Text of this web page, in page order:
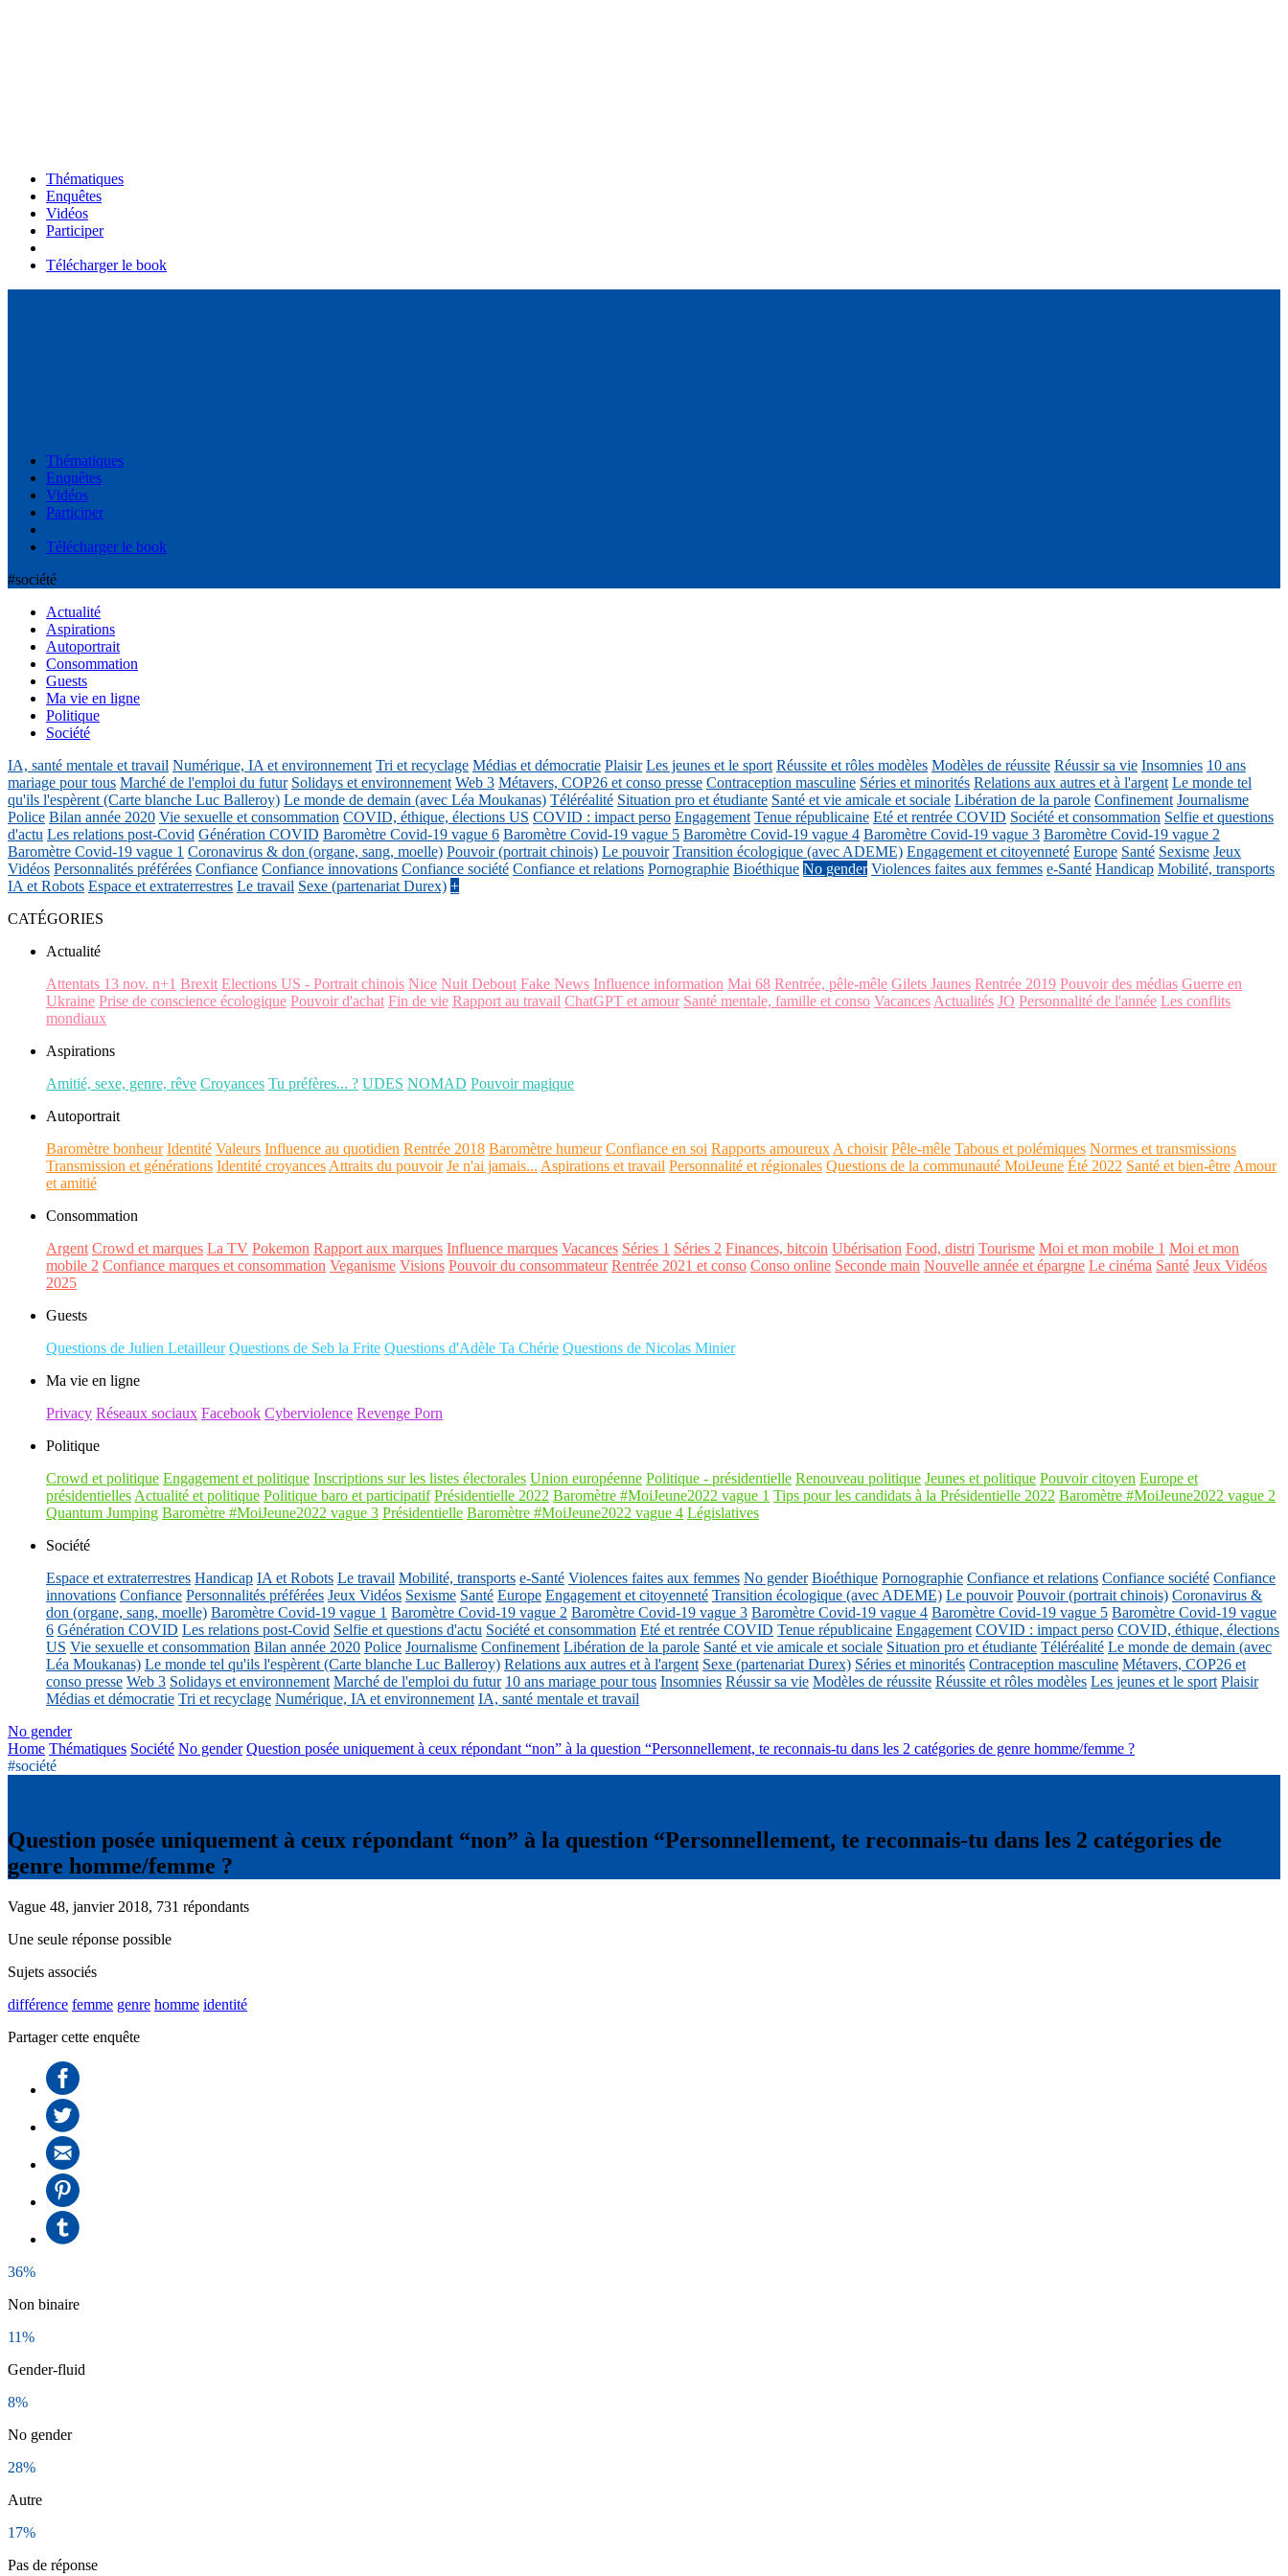
Thématiques
Enquêtes
Vidéos
Participer
Télécharger le book
Thématiques
Enquêtes
Vidéos
Participer
Télécharger le book
#société
Actualité
Aspirations
Autoportrait
Consommation
Guests
Ma vie en ligne
Politique
Société
IA, santé mentale et travail Numérique, IA et environnement Tri et recyclage Médias et démocratie Plaisir Les jeunes et le sport Réussite et rôles modèles Modèles de réussite Réussir sa vie Insomnies 10 ans
mariage pour tous Marché de l'emploi du futur Solidays et environnement Web 3 Métavers, COP26 et conso presse Contraception masculine Séries et minorités Relations aux autres et à l'argent Le monde tel
qu'ils l'espèrent (Carte blanche Luc Balleroy) Le monde de demain (avec Léa Moukanas) Téléréalité Situation pro et étudiante Santé et vie amicale et sociale Libération de la parole Confinement Journalisme
Police Bilan année 2020 Vie sexuelle et consommation COVID, éthique, élections US COVID : impact perso Engagement Tenue républicaine Eté et rentrée COVID Société et consommation Selfie et questions
d'actu Les relations post-Covid Génération COVID Baromètre Covid-19 vague 6 Baromètre Covid-19 vague 5 Baromètre Covid-19 vague 4 Baromètre Covid-19 vague 3 Baromètre Covid-19 vague 2
Baromètre Covid-19 vague 1 Coronavirus & don (organe, sang, moelle) Pouvoir (portrait chinois) Le pouvoir Transition écologique (avec ADEME) Engagement et citoyenneté Europe Santé Sexisme Jeux
Vidéos Personnalités préférées Confiance Confiance innovations Confiance société Confiance et relations Pornographie Bioéthique No gender Violences faites aux femmes e-Santé Handicap Mobilité, transports
IA et Robots Espace et extraterrestres Le travail Sexe (partenariat Durex) +
CATÉGORIES
Actualité
Attentats 13 nov. n+1 Brexit Elections US - Portrait chinois Nice Nuit Debout Fake News Influence information Mai 68 Rentrée, pêle-mêle Gilets Jaunes Rentrée 2019 Pouvoir des médias Guerre en
Ukraine Prise de conscience écologique Pouvoir d'achat Fin de vie Rapport au travail ChatGPT et amour Santé mentale, famille et conso Vacances Actualités JO Personnalité de l'année Les conflits
mondiaux
Aspirations
Amitié, sexe, genre, rêve Croyances Tu préfères... ? UDES NOMAD Pouvoir magique
Autoportrait
Baromètre bonheur Identité Valeurs Influence au quotidien Rentrée 2018 Baromètre humeur Confiance en soi Rapports amoureux A choisir Pêle-mêle Tabous et polémiques Normes et transmissions
Transmission et générations Identité croyances Attraits du pouvoir Je n'ai jamais... Aspirations et travail Personnalité et régionales Questions de la communauté MoiJeune Été 2022 Santé et bien-être Amour
et amitié
Consommation
Argent Crowd et marques La TV Pokemon Rapport aux marques Influence marques Vacances Séries 1 Séries 2 Finances, bitcoin Ubérisation Food, distri Tourisme Moi et mon mobile 1 Moi et mon
mobile 2 Confiance marques et consommation Veganisme Visions Pouvoir du consommateur Rentrée 2021 et conso Conso online Seconde main Nouvelle année et épargne Le cinéma Santé Jeux Vidéos
2025
Guests
Questions de Julien Letailleur Questions de Seb la Frite Questions d'Adèle Ta Chérie Questions de Nicolas Minier
Ma vie en ligne
Privacy Réseaux sociaux Facebook Cyberviolence Revenge Porn
Politique
Crowd et politique Engagement et politique Inscriptions sur les listes électorales Union européenne Politique - présidentielle Renouveau politique Jeunes et politique Pouvoir citoyen Europe et
présidentielles Actualité et politique Politique baro et participatif Présidentielle 2022 Baromètre #MoiJeune2022 vague 1 Tips pour les candidats à la Présidentielle 2022 Baromètre #MoiJeune2022 vague 2
Quantum Jumping Baromètre #MoiJeune2022 vague 3 Présidentielle Baromètre #MoiJeune2022 vague 4 Législatives
Société
Espace et extraterrestres Handicap IA et Robots Le travail Mobilité, transports e-Santé Violences faites aux femmes No gender Bioéthique Pornographie Confiance et relations Confiance société Confiance
innovations Confiance Personnalités préférées Jeux Vidéos Sexisme Santé Europe Engagement et citoyenneté Transition écologique (avec ADEME) Le pouvoir Pouvoir (portrait chinois) Coronavirus &
don (organe, sang, moelle) Baromètre Covid-19 vague 1 Baromètre Covid-19 vague 2 Baromètre Covid-19 vague 3 Baromètre Covid-19 vague 4 Baromètre Covid-19 vague 5 Baromètre Covid-19 vague
6 Génération COVID Les relations post-Covid Selfie et questions d'actu Société et consommation Eté et rentrée COVID Tenue républicaine Engagement COVID : impact perso COVID, éthique, élections
US Vie sexuelle et consommation Bilan année 2020 Police Journalisme Confinement Libération de la parole Santé et vie amicale et sociale Situation pro et étudiante Téléréalité Le monde de demain (avec
Léa Moukanas) Le monde tel qu'ils l'espèrent (Carte blanche Luc Balleroy) Relations aux autres et à l'argent Sexe (partenariat Durex) Séries et minorités Contraception masculine Métavers, COP26 et
conso presse Web 3 Solidays et environnement Marché de l'emploi du futur 10 ans mariage pour tous Insomnies Réussir sa vie Modèles de réussite Réussite et rôles modèles Les jeunes et le sport Plaisir
Médias et démocratie Tri et recyclage Numérique, IA et environnement IA, santé mentale et travail
No gender
Home Thématiques Société No gender Question posée uniquement à ceux répondant “non” à la question “Personnellement, te reconnais-tu dans les 2 catégories de genre homme/femme ?
#société
Question posée uniquement à ceux répondant “non” à la question “Personnellement, te reconnais-tu dans les 2 catégories de
genre homme/femme ?
Vague 48, janvier 2018, 731 répondants
Une seule réponse possible
Sujets associés
différence femme genre homme identité
Partager cette enquête
36%
Non binaire
11%
Gender-fluid
8%
No gender
28%
Autre
17%
Pas de réponse